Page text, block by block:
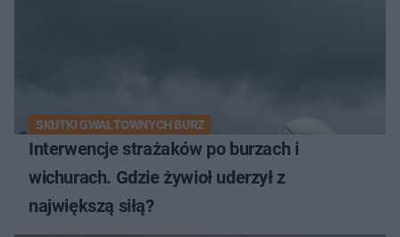
SKUTKI GWAŁTOWNYCH BURZ
Interwencje strażaków po burzach i
wichurach. Gdzie żywioł uderzył z
największą siłą?